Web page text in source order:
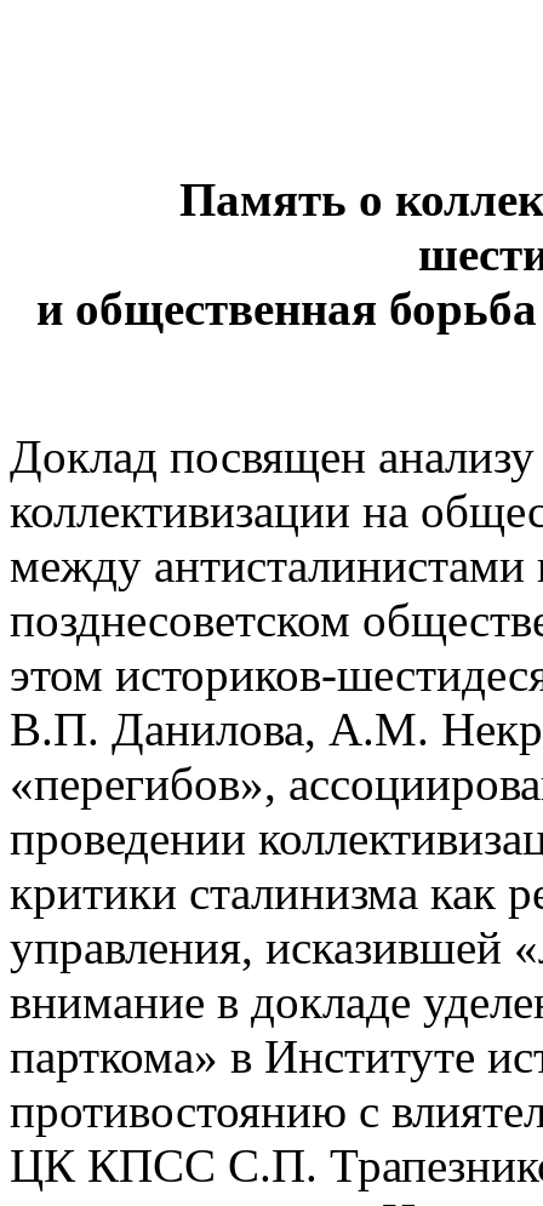
Память о
и общественная
Доклад посвящен
коллективизации на
между антисталинистами
позднесоветском
этом историков-
В.П. Данилова, А.М.
«перегибов»,
проведении
критики сталинизма как
управления, исказившей
внимание в докладе
парткома» в Институте
противостоянию с
ЦК КПСС С.П.